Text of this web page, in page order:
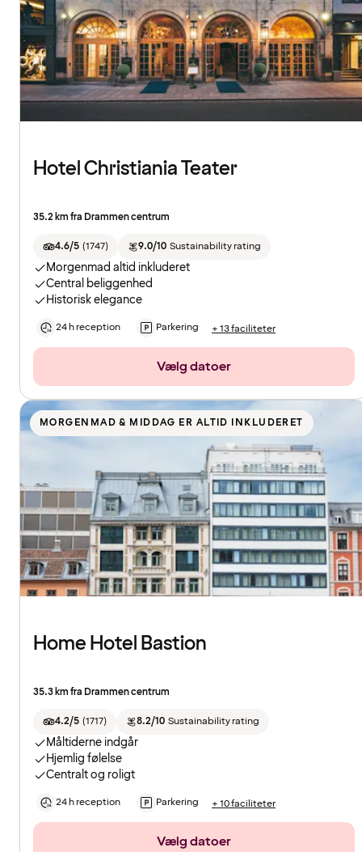
Hotel Christiania Teater
35.2 km fra Drammen centrum
4.6/5 (1747) 9.0/10 Sustainability rating
Morgenmad altid inkluderet
Central beliggenhed
Historisk elegance
24 h reception Parkering + 13 faciliteter
Vælg datoer
MORGENMAD & MIDDAG ER ALTID INKLUDERET
Home Hotel Bastion
35.3 km fra Drammen centrum
4.2/5 (1717) 8.2/10 Sustainability rating
Måltiderne indgår
Hjemlig følelse
Centralt og roligt
24 h reception Parkering + 10 faciliteter
Vælg datoer